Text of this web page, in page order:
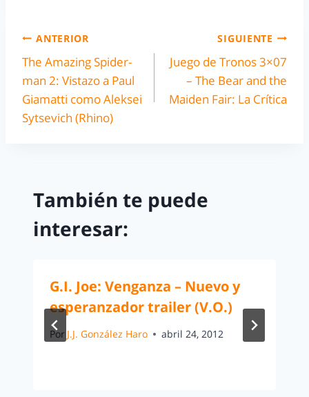
ANTERIOR
The Amazing Spider-
man 2: Vistazo a Paul
Giamatti como Aleksei
Sytsevich (Rhino)
SIGUIENTE
Juego de Tronos 3×07
– The Bear and the
Maiden Fair: La Crítica
También te puede
interesar:
G.I. Joe: Venganza – Nuevo y
esperanzador trailer (V.O.)
Por J.J. González Haro abril 24, 2012